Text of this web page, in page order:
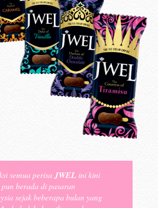
semua perisaJWEL ini kini
berada di pasaran
sejak beberapa bulan yang